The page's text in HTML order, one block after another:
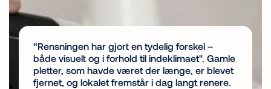
“Rensningen har gjort en tydelig forskel –
både visuelt og i forhold til indeklimaet". Gamle
pletter, som havde været der længe, er blevet
fjernet, og lokalet fremstår i dag langt renere.